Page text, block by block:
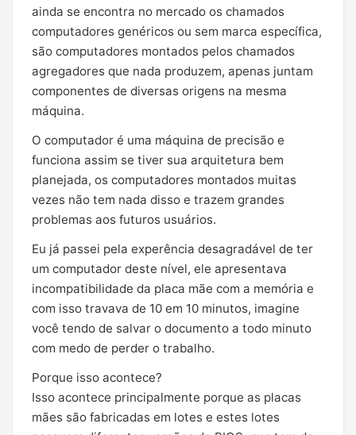
ainda se encontra no mercado os chamados
computadores genéricos ou sem marca específica,
são computadores montados pelos chamados
agregadores que nada produzem, apenas juntam
componentes de diversas origens na mesma
máquina.
O computador é uma máquina de precisão e
funciona assim se tiver sua arquitetura bem
planejada, os computadores montados muitas
vezes não tem nada disso e trazem grandes
problemas aos futuros usuários.
Eu já passei pela experência desagradável de ter
um computador deste nível, ele apresentava
incompatibilidade da placa mãe com a memória e
com isso travava de 10 em 10 minutos, imagine
você tendo de salvar o documento a todo minuto
com medo de perder o trabalho.
Porque isso acontece?
Isso acontece principalmente porque as placas
mães são fabricadas em lotes e estes lotes